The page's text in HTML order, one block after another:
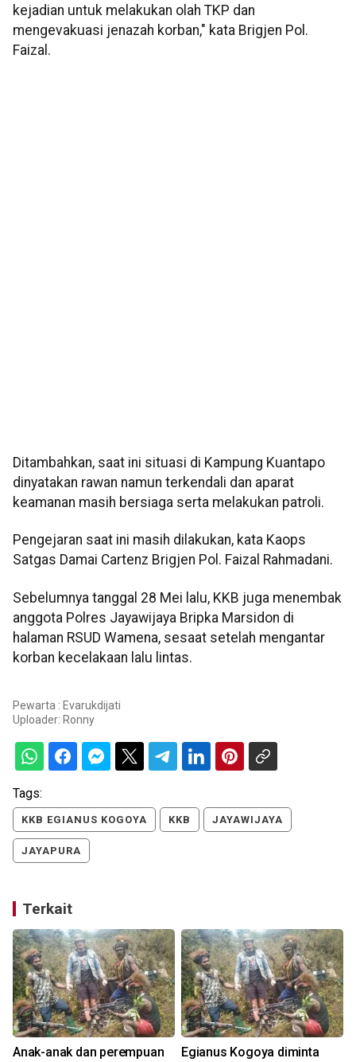
kejadian untuk melakukan olah TKP dan
mengevakuasi jenazah korban," kata Brigjen Pol.
Faizal.
Ditambahkan, saat ini situasi di Kampung Kuantapo
dinyatakan rawan namun terkendali dan aparat
keamanan masih bersiaga serta melakukan patroli.
Pengejaran saat ini masih dilakukan, kata Kaops
Satgas Damai Cartenz Brigjen Pol. Faizal Rahmadani.
Sebelumnya tanggal 28 Mei lalu, KKB juga menembak
anggota Polres Jayawijaya Bripka Marsidon di
halaman RSUD Wamena, sesaat setelah mengantar
korban kecelakaan lalu lintas.
Pewarta : Evarukdijati
Uploader: Ronny
Tags:
KKB EGIANUS KOGOYA KKB JAYAWIJAYA
JAYAPURA
Terkait
Anak-anak dan perempuan
Egianus Kogoya diminta